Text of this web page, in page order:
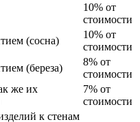
10% от
стоимости
(сосна)
10% от
стоимости
(береза)
8% от
стоимости
же их
7% от
стоимости
к стенам